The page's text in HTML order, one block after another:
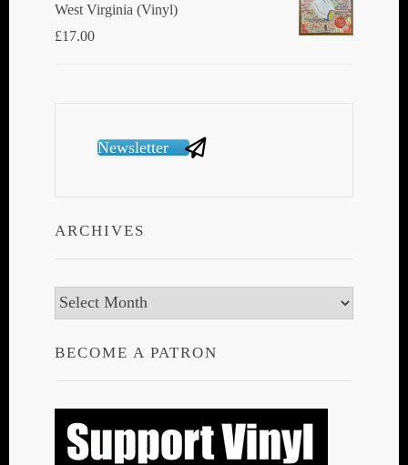
West Virginia (Vinyl)
£17.00
Newsletter
ARCHIVES
Archives
BECOME A PATRON